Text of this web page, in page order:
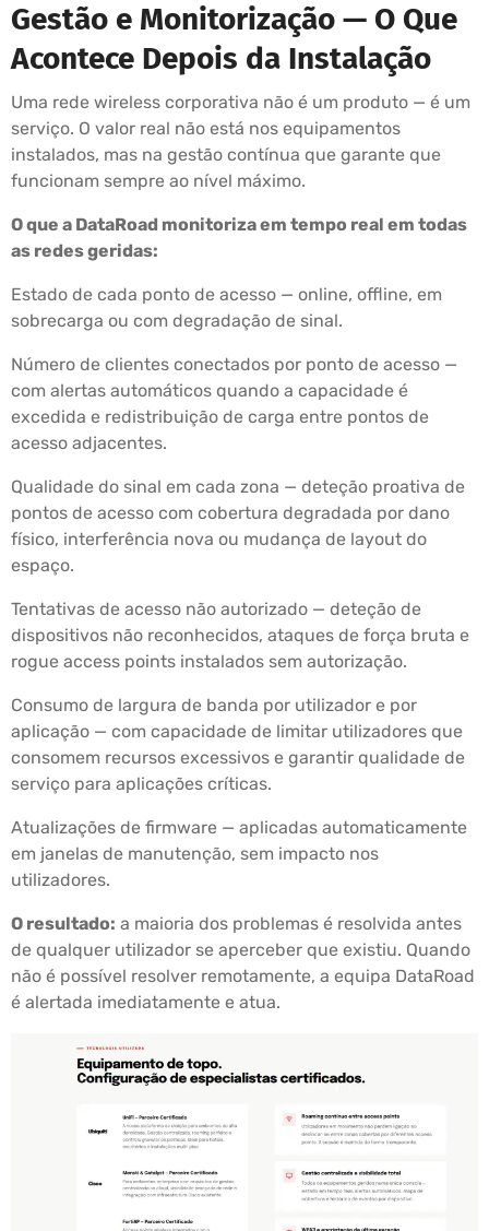
Gestão e Monitorização — O Que
Acontece Depois da Instalação
Uma rede wireless corporativa não é um produto — é um
serviço. O valor real não está nos equipamentos
instalados, mas na gestão contínua que garante que
funcionam sempre ao nível máximo.
O que a DataRoad monitoriza em tempo real em todas
as redes geridas:
Estado de cada ponto de acesso — online, offline, em
sobrecarga ou com degradação de sinal.
Número de clientes conectados por ponto de acesso —
com alertas automáticos quando a capacidade é
excedida e redistribuição de carga entre pontos de
acesso adjacentes.
Qualidade do sinal em cada zona — deteção proativa de
pontos de acesso com cobertura degradada por dano
físico, interferência nova ou mudança de layout do
espaço.
Tentativas de acesso não autorizado — deteção de
dispositivos não reconhecidos, ataques de força bruta e
rogue access points instalados sem autorização.
Consumo de largura de banda por utilizador e por
aplicação — com capacidade de limitar utilizadores que
consomem recursos excessivos e garantir qualidade de
serviço para aplicações críticas.
Atualizações de firmware — aplicadas automaticamente
em janelas de manutenção, sem impacto nos
utilizadores.
O resultado: a maioria dos problemas é resolvida antes
de qualquer utilizador se aperceber que existiu. Quando
não é possível resolver remotamente, a equipa DataRoad
é alertada imediatamente e atua.